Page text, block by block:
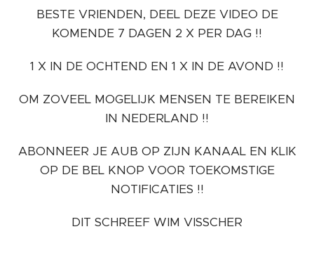
BESTE VRIENDEN, DEEL DEZE VIDEO DE
KOMENDE 7 DAGEN 2 X PER DAG !!
1 X IN DE OCHTEND EN 1 X IN DE AVOND !!
OM ZOVEEL MOGELIJK MENSEN TE BEREIKEN
IN NEDERLAND !!
ABONNEER JE AUB OP ZIJN KANAAL EN KLIK
OP DE BEL KNOP VOOR TOEKOMSTIGE
NOTIFICATIES !!
DIT SCHREEF WIM VISSCHER